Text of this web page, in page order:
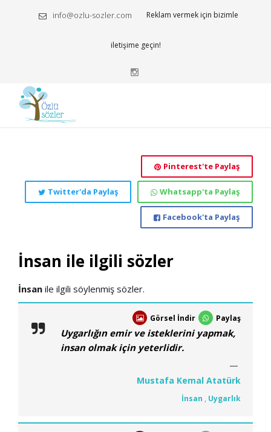
info@ozlu-sozler.com Reklam vermek için bizimle
iletişime geçin!
Pinterest'te Paylaş
Whatsapp'ta Paylaş
Twitter'da Paylaş
Facebook'ta Paylaş
İnsan ile ilgili sözler
İnsan ile ilgili söylenmiş sözler.
Görsel İndir Paylaş
Uygarlığın emir ve isteklerini yapmak,
insan olmak için yeterlidir.
Mustafa Kemal Atatürk
İnsan , Uygarlık